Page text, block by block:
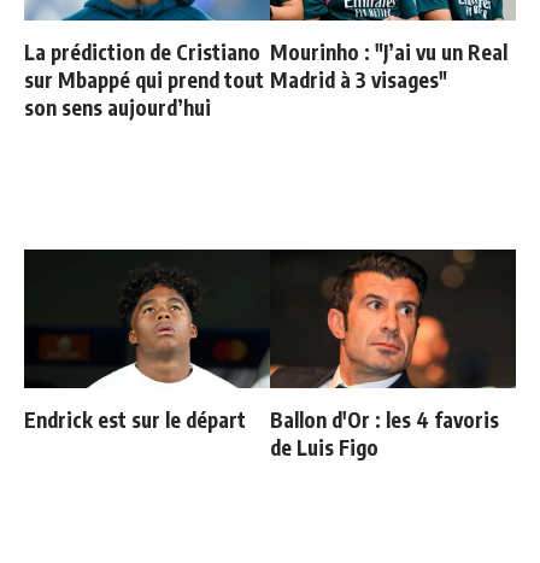
La prédiction de Cristiano
sur Mbappé qui prend tout
son sens aujourd’hui
Mourinho : "J’ai vu un Real
Madrid à 3 visages"
Endrick est sur le départ
Ballon d'Or : les 4 favoris
de Luis Figo